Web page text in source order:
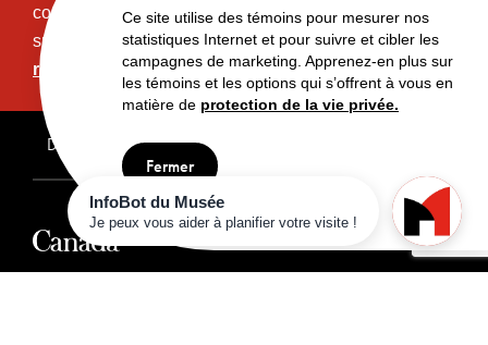
Ce site utilise des témoins pour mesurer nos
statistiques Internet et pour suivre et cibler les
campagnes de marketing. Apprenez-en plus sur
les témoins et les options qui s’offrent à vous en
matière de protection de la vie privée.
Fermer
continue d’avoir une grande importance historique,
spirituelle et sacrée.Lire l’intégralité de la
reconnaissance territoriale.
Droits d’auteur Avertissements
© Musée canadien de l’histoire, 2024